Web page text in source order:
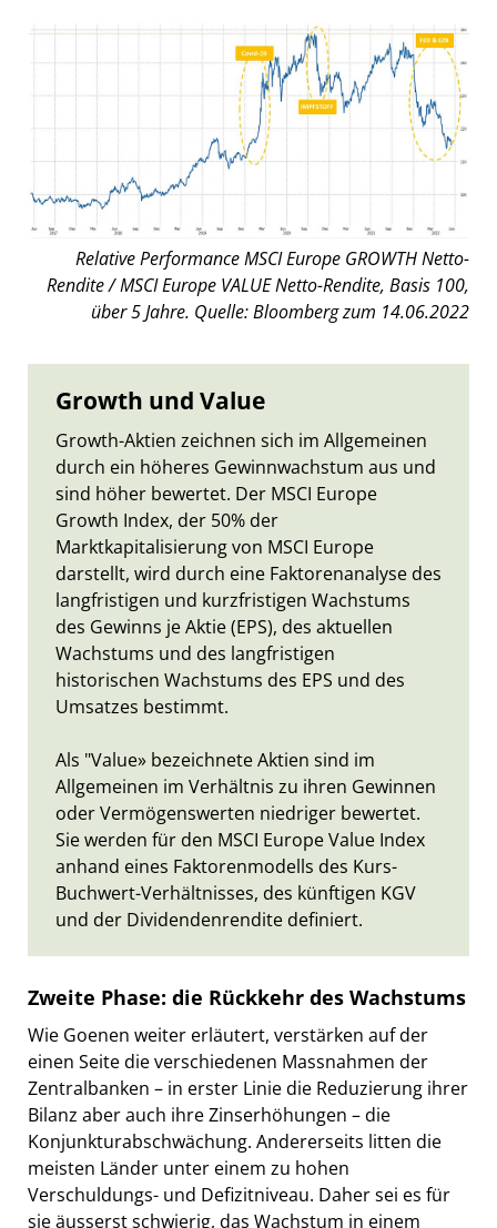
Relative Performance MSCI Europe GROWTH Netto-
Rendite / MSCI Europe VALUE Netto-Rendite, Basis 100,
über 5 Jahre. Quelle: Bloomberg zum 14.06.2022
Growth und Value
Growth-Aktien zeichnen sich im Allgemeinen
durch ein höheres Gewinnwachstum aus und
sind höher bewertet. Der MSCI Europe
Growth Index, der 50% der
Marktkapitalisierung von MSCI Europe
darstellt, wird durch eine Faktorenanalyse des
langfristigen und kurzfristigen Wachstums
des Gewinns je Aktie (EPS), des aktuellen
Wachstums und des langfristigen
historischen Wachstums des EPS und des
Umsatzes bestimmt.
Als "Value» bezeichnete Aktien sind im
Allgemeinen im Verhältnis zu ihren Gewinnen
oder Vermögenswerten niedriger bewertet.
Sie werden für den MSCI Europe Value Index
anhand eines Faktorenmodells des Kurs-
Buchwert-Verhältnisses, des künftigen KGV
und der Dividendenrendite definiert.
Zweite Phase: die Rückkehr des Wachstums
Wie Goenen weiter erläutert, verstärken auf der
einen Seite die verschiedenen Massnahmen der
Zentralbanken – in erster Linie die Reduzierung ihrer
Bilanz aber auch ihre Zinserhöhungen – die
Konjunkturabschwächung. Andererseits litten die
meisten Länder unter einem zu hohen
Verschuldungs- und Defizitniveau. Daher sei es für
sie äusserst schwierig, das Wachstum in einem